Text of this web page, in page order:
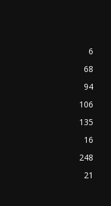
6
68
94
106
135
16
248
21